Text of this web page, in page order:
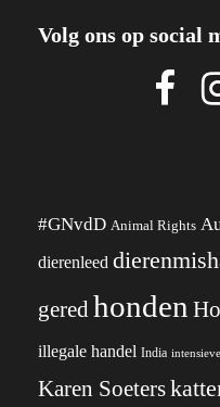
Volg ons op social
#GNvdD Animal Rights
dierenleed
gered honden
illegale handel India
Karen Soeters